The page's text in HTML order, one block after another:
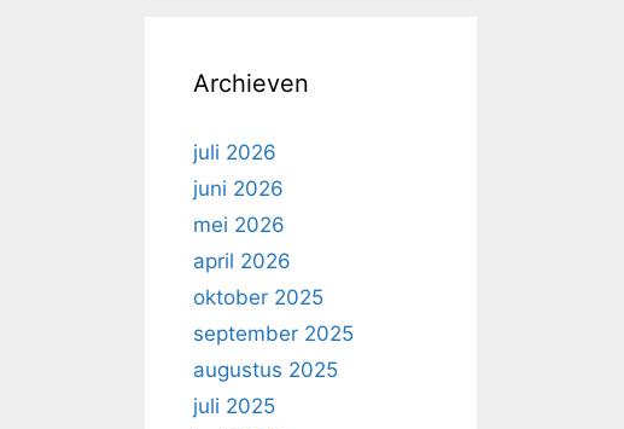
Archieven
juli 2026
juni 2026
mei 2026
april 2026
oktober 2025
september 2025
augustus 2025
juli 2025